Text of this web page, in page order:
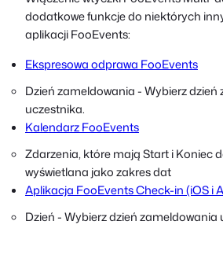
dodatkowe funkcje do niektórych
aplikacji FooEvents:
Ekspresowa odprawa FooEvents
Dzień zameldowania - Wybierz dzień
uczestnika.
Kalendarz FooEvents
Zdarzenia, które mająStartiKoniec
wyświetlana jako zakres dat
Aplikacja FooEvents Check-in (iOS i
Dzień - Wybierz dzień zameldowania